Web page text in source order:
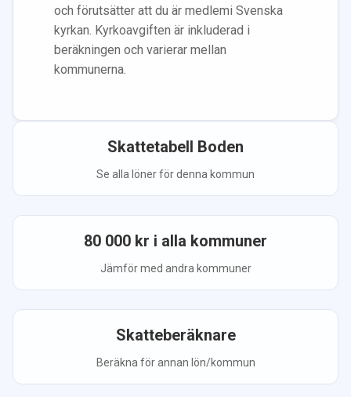
och förutsätter att du är medlemi Svenska
kyrkan. Kyrkoavgiften är inkluderad i
beräkningen och varierar mellan
kommunerna.
Skattetabell Boden
Se alla löner för denna kommun
80 000 kr i alla kommuner
Jämför med andra kommuner
Skatteberäknare
Beräkna för annan lön/kommun